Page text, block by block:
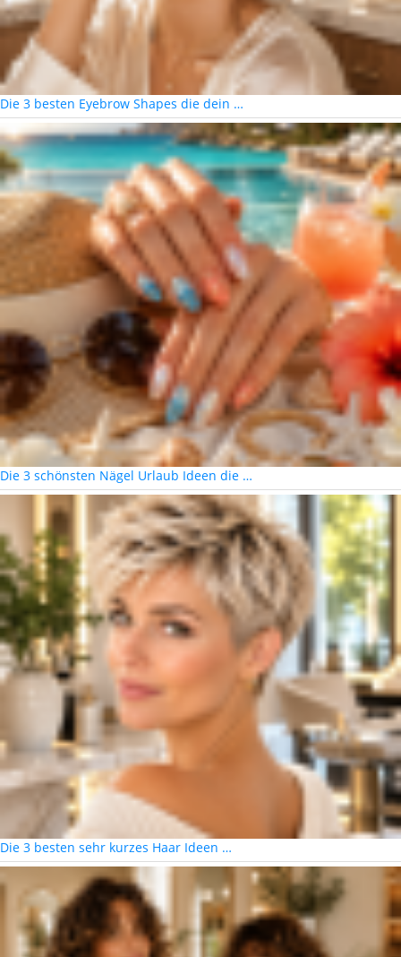
Die 3 besten Eyebrow Shapes die dein …
Die 3 schönsten Nägel Urlaub Ideen die …
Die 3 besten sehr kurzes Haar Ideen …